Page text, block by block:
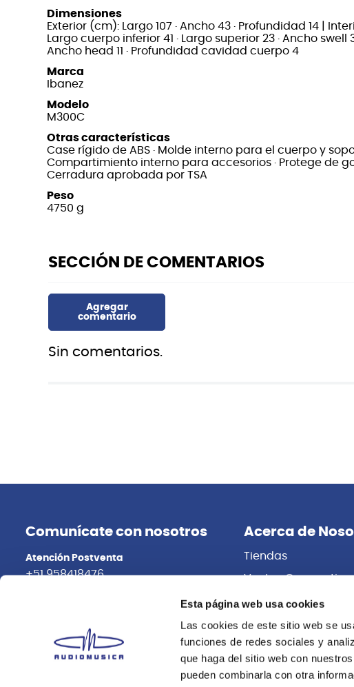
Esta página web usa cookies
Las cookies de este sitio web se
funciones de redes sociales y
que haga del sitio web con
pueden combinarla con otra
Dimensiones
Exterior (cm): Largo 107 · Ancho 43 · Profundidad 14 |
Largo cuerpo inferior 41 · Largo superior 23 · Ancho swell
Ancho head 11 · Profundidad cavidad cuerpo 4
Marca
Ibanez
Modelo
M300C
Otras características
Case rígido de ABS · Molde interno para el cuerpo y
Compartimiento interno para accesorios · Protege de
Cerradura aprobada por TSA
Peso
4750 g
Sin comentarios.
Comunícate con nosotros
Atención Postventa
+51 958418476
Acerca de
Tiendas
Ventas
Distribuidores
Trabaja con